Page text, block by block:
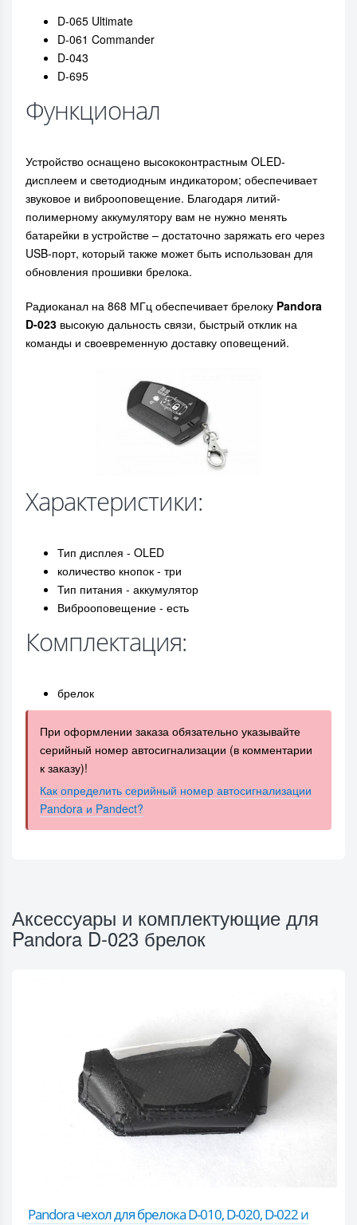
D-065 Ultimate
D-061 Commander
D-043
D-695
Функционал
Устройство оснащено высококонтрастным OLED-
дисплеем и светодиодным индикатором; обеспечивает
звуковое и виброоповещение. Благодаря литий-
полимерному аккумулятору вам не нужно менять
батарейки в устройстве – достаточно заряжать его через
USB-порт, который также может быть использован для
обновления прошивки брелока.
Радиоканал на 868 МГц обеспечивает брелоку Pandora
D-023 высокую дальность связи, быстрый отклик на
команды и своевременную доставку оповещений.
Характеристики:
Тип дисплея - OLED
количество кнопок - три
Тип питания - аккумулятор
Виброоповещение - есть
Комплектация:
брелок
При оформлении заказа обязательно указывайте
серийный номер автосигнализации (в комментарии
к заказу)!
Как определить серийный номер автосигнализации
Pandora и Pandect?
Аксессуары и комплектующие для
Pandora D-023 брелок
Pandora чехол для брелока D-010, D-020, D-022 и